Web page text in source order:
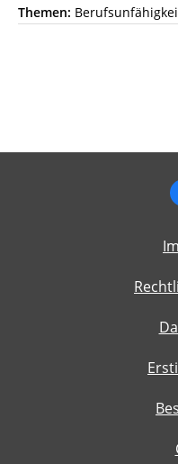
Themen: